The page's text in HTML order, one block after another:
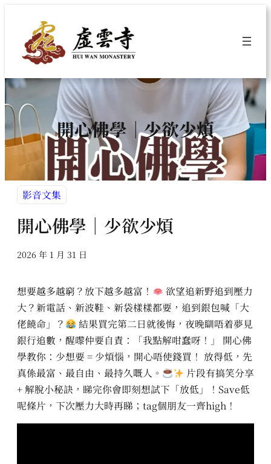
內
容
開心佛學｜少欲少煩
影音文集
開心佛學｜少欲少煩
2026 年 1 月 31 日
想要越多越窮？放下越多越富！
欲望追新野追到壓力
大？新電話、新波鞋、新袋樣樣都要，追到銀包喊「大
佬饒命」？
結果買完第二日就後悔，夜晚瞓唔着夢見
銀行追數，醒嚟仲要自責：「我點解咁蠢呀！」 開心佛
學教你：少想要 = 少煩惱，開心唔使錢買！ 放得低，先
真係最富、最自由、最持久嘅人。
片段有搞笑分享
+ 解脫小秘訣，睇完你會即刻想試下「放低」！Save低
呢條片，下次壓力大時再睇；tag個朋友一齊high！